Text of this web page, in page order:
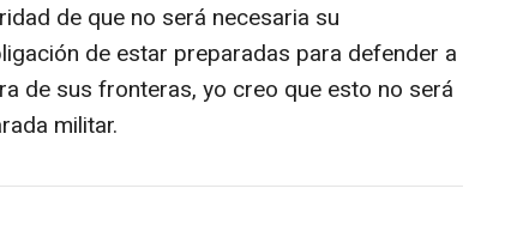
de que no será necesaria su
de estar preparadas para defender a
de sus fronteras, yo creo que esto no será
militar.